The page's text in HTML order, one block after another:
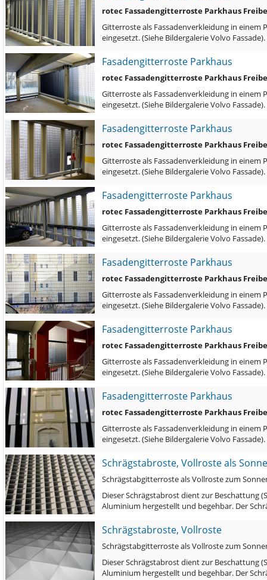
rotec Fassadengitterroste Parkhaus
Gitterroste als Fassadenverkleidung in
eingesetzt. (Siehe Bildergalerie Volvo
Fasadengitterroste Parkhaus
rotec Fassadengitterroste Parkhaus
Gitterroste als Fassadenverkleidung in
eingesetzt. (Siehe Bildergalerie Volvo
Fasadengitterroste Parkhaus
rotec Fassadengitterroste Parkhaus
Gitterroste als Fassadenverkleidung in
eingesetzt. (Siehe Bildergalerie Volvo
Fasadengitterroste Parkhaus
rotec Fassadengitterroste Parkhaus
Gitterroste als Fassadenverkleidung in
eingesetzt. (Siehe Bildergalerie Volvo
Fasadengitterroste Parkhaus
rotec Fassadengitterroste Parkhaus
Gitterroste als Fassadenverkleidung in
eingesetzt. (Siehe Bildergalerie Volvo
Fasadengitterroste Parkhaus
rotec Fassadengitterroste Parkhaus
Gitterroste als Fassadenverkleidung in
eingesetzt. (Siehe Bildergalerie Volvo
Fasadengitterroste Parkhaus
rotec Fassadengitterroste Parkhaus
Gitterroste als Fassadenverkleidung in
eingesetzt. (Siehe Bildergalerie Volvo
Schrägstabroste, Vollroste als
Schrägstabgitterroste als Vollroste zum
Dieser Schrägstabrost dient zur Beschattung
Aluminium hergestellt und begehbar. Der
Schrägstabroste, Vollroste
Schrägstabgitterroste als Vollroste zum
Dieser Schrägstabrost dient zur Beschattung
Aluminium hergestellt und begehbar. Der